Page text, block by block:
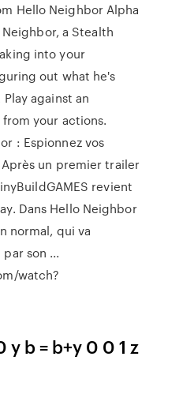
Hello Neighbor Alpha
Neighbor, a Stealth
into your
out what he's
against an
your actions.
: Espionnez vos
un premier trailer
revient
Dans Hello Neighbor
normal, qui va
son ...
watch?
y b = b+y 0 0 1 z